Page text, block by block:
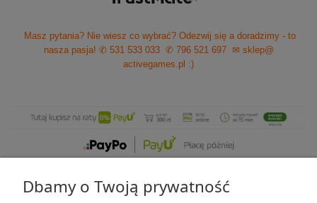
Masz pytania? Nie wiesz co wybrać? Odezwij się a doradzimy - to
nasza pasja! ✆ 531 533 033 ✆ 796 521 697
✉ sklep@
activegames.pl :)
Dbamy o Twoją prywatność